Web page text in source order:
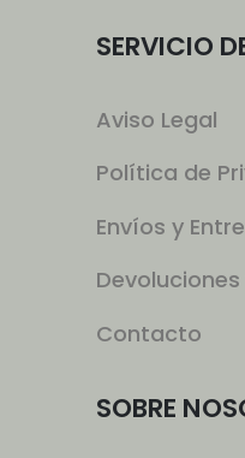
SERVICIO
Aviso Legal
Política de
Envíos y
Contacto
SOBRE